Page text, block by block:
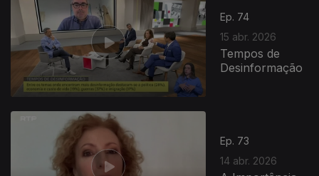
Ep. 74
15 abr. 2026
Tempos de
Desinformação
Ep. 73
14 abr. 2026